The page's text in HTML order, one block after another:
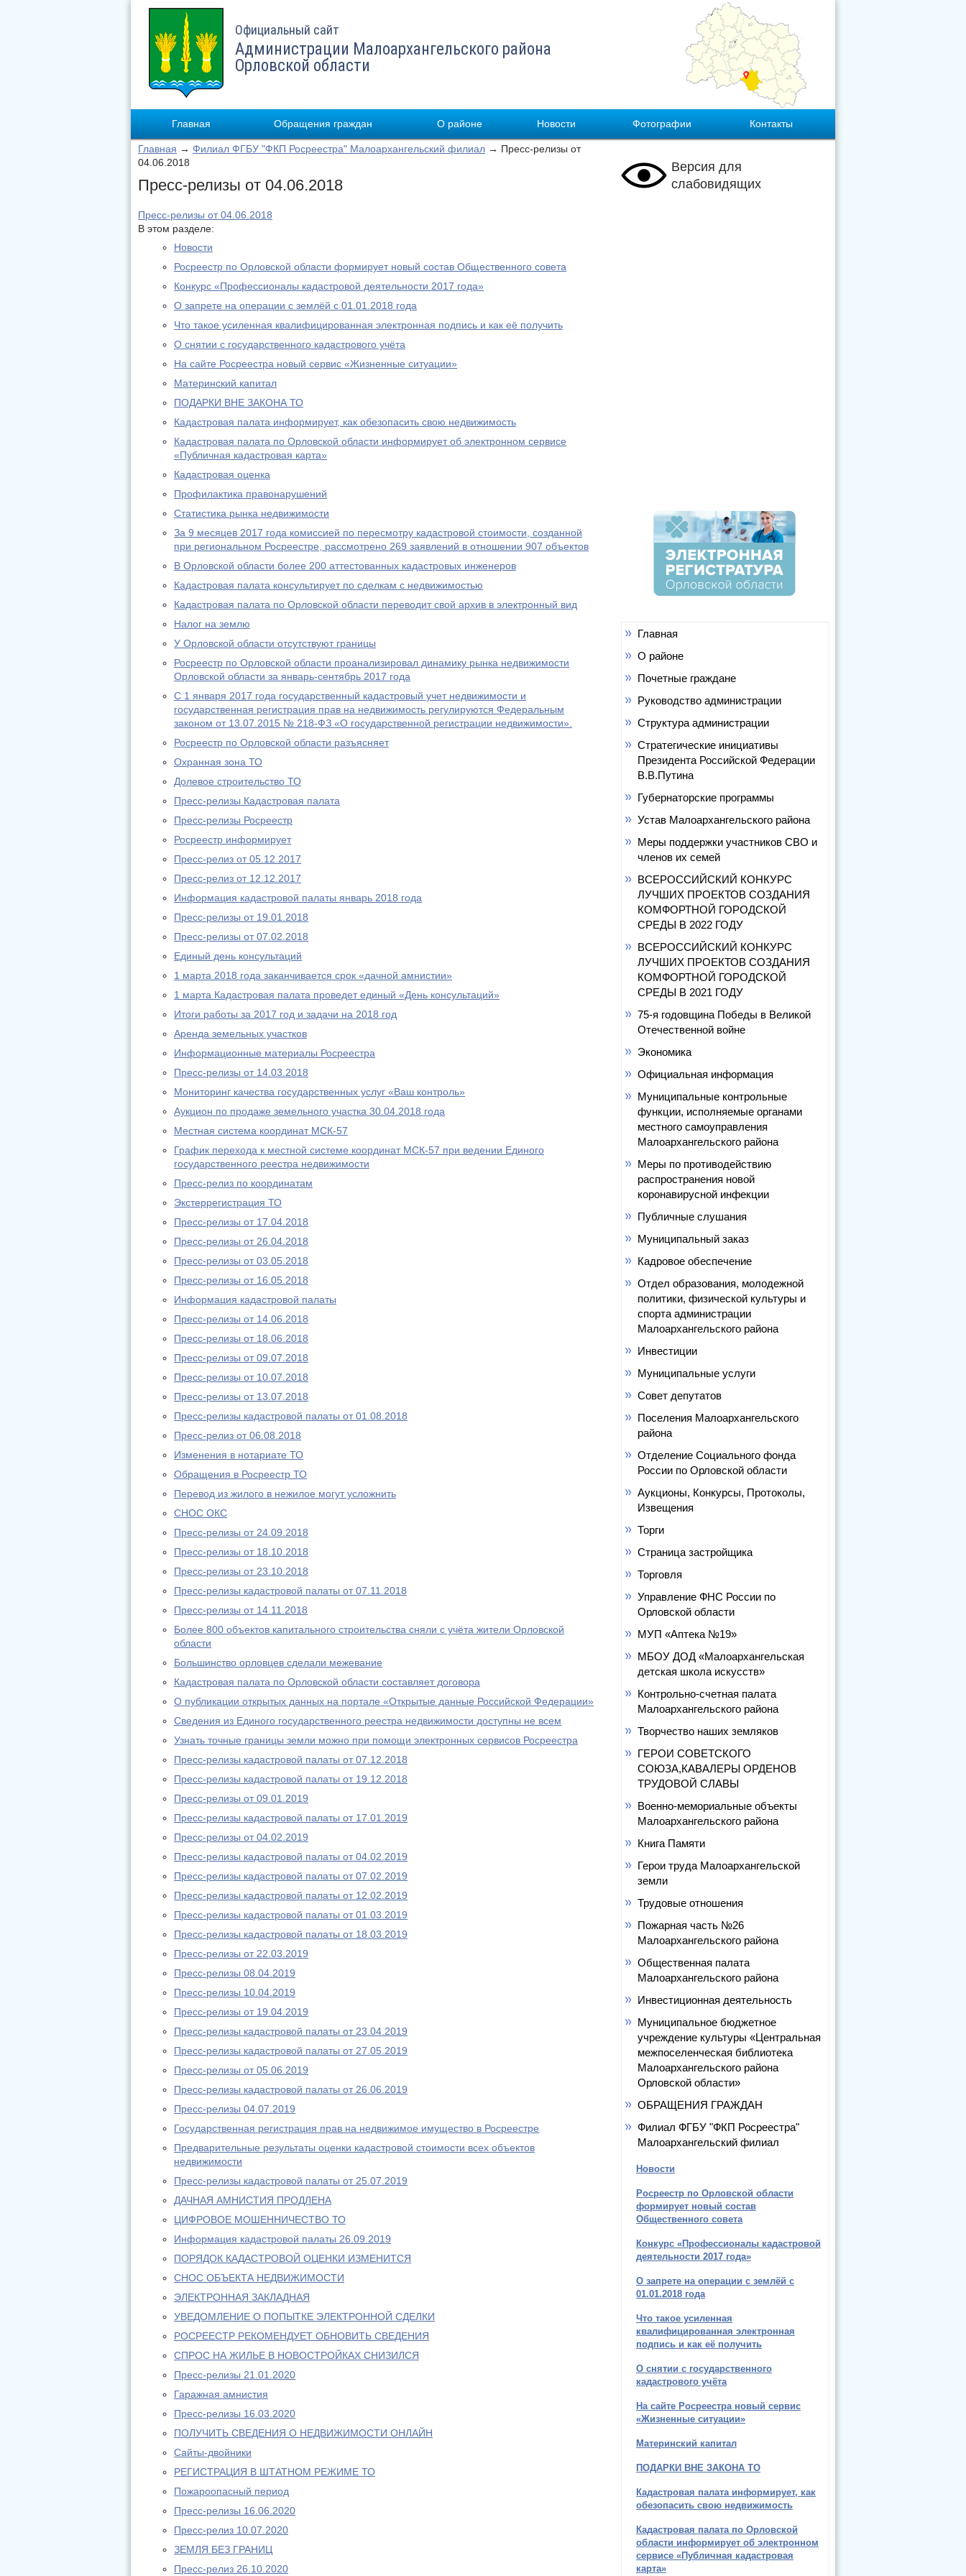
Официальный сайт
Администрации Малоархангельского района
Орловской области
Главная Обращения граждан О районе Новости Фотографии Контакты
Главная → Филиал ФГБУ "ФКП Росреестра" Малоархангельский филиал → Пресс-релизы от
04.06.2018
Пресс-релизы от 04.06.2018
Пресс-релизы от 04.06.2018
В этом разделе:
Новости
Росреестр по Орловской области формирует новый состав Общественного совета
Конкурс «Профессионалы кадастровой деятельности 2017 года»
О запрете на операции с землёй с 01.01.2018 года
Что такое усиленная квалифицированная электронная подпись и как её получить
О снятии с государственного кадастрового учёта
На сайте Росреестра новый сервис «Жизненные ситуации»
Материнский капитал
ПОДАРКИ ВНЕ ЗАКОНА ТО
Кадастровая палата информирует, как обезопасить свою недвижимость
Кадастровая палата по Орловской области информирует об электронном сервисе
«Публичная кадастровая карта»
Кадастровая оценка
Профилактика правонарушений
Статистика рынка недвижимости
За 9 месяцев 2017 года комиссией по пересмотру кадастровой стоимости, созданной
при региональном Росреестре, рассмотрено 269 заявлений в отношении 907 объектов
В Орловской области более 200 аттестованных кадастровых инженеров
Кадастровая палата консультирует по сделкам с недвижимостью
Кадастровая палата по Орловской области переводит свой архив в электронный вид
Налог на землю
У Орловской области отсутствуют границы
Росреестр по Орловской области проанализировал динамику рынка недвижимости
Орловской области за январь-сентябрь 2017 года
С 1 января 2017 года государственный кадастровый учет недвижимости и
государственная регистрация прав на недвижимость регулируются Федеральным
законом от 13.07.2015 № 218-ФЗ «О государственной регистрации недвижимости».
Росреестр по Орловской области разъясняет
Охранная зона ТО
Долевое строительство ТО
Пресс-релизы Кадастровая палата
Пресс-релизы Росреестр
Росреестр информирует
Пресс-релиз от 05.12.2017
Пресс-релиз от 12.12.2017
Информация кадастровой палаты январь 2018 года
Пресс-релизы от 19.01.2018
Пресс-релизы от 07.02.2018
Единый день консультаций
1 марта 2018 года заканчивается срок «дачной амнистии»
1 марта Кадастровая палата проведет единый «День консультаций»
Итоги работы за 2017 год и задачи на 2018 год
Аренда земельных участков
Информационные материалы Росреестра
Пресс-релизы от 14.03.2018
Мониторинг качества государственных услуг «Ваш контроль»
Аукцион по продаже земельного участка 30.04.2018 года
Местная система координат МСК-57
График перехода к местной системе координат МСК-57 при ведении Единого
государственного реестра недвижимости
Пресс-релиз по координатам
Экстеррегистрация ТО
Пресс-релизы от 17.04.2018
Пресс-релизы от 26.04.2018
Пресс-релизы от 03.05.2018
Пресс-релизы от 16.05.2018
Информация кадастровой палаты
Пресс-релизы от 14.06.2018
Пресс-релизы от 18.06.2018
Пресс-релизы от 09.07.2018
Пресс-релизы от 10.07.2018
Пресс-релизы от 13.07.2018
Пресс-релизы кадастровой палаты от 01.08.2018
Пресс-релиз от 06.08.2018
Изменения в нотариате ТО
Обращения в Росреестр ТО
Перевод из жилого в нежилое могут усложнить
СНОС ОКС
Пресс-релизы от 24.09.2018
Пресс-релизы от 18.10.2018
Пресс-релизы от 23.10.2018
Пресс-релизы кадастровой палаты от 07.11.2018
Пресс-релизы от 14.11.2018
Более 800 объектов капитального строительства сняли с учёта жители Орловской
области
Большинство орловцев сделали межевание
Кадастровая палата по Орловской области составляет договора
О публикации открытых данных на портале «Открытые данные Российской Федерации»
Сведения из Единого государственного реестра недвижимости доступны не всем
Узнать точные границы земли можно при помощи электронных сервисов Росреестра
Пресс-релизы кадастровой палаты от 07.12.2018
Пресс-релизы кадастровой палаты от 19.12.2018
Пресс-релизы от 09.01.2019
Пресс-релизы кадастровой палаты от 17.01.2019
Пресс-релизы от 04.02.2019
Пресс-релизы кадастровой палаты от 04.02.2019
Пресс-релизы кадастровой палаты от 07.02.2019
Пресс-релизы кадастровой палаты от 12.02.2019
Пресс-релизы кадастровой палаты от 01.03.2019
Пресс-релизы кадастровой палаты от 18.03.2019
Пресс-релизы от 22.03.2019
Пресс-релизы 08.04.2019
Пресс-релизы 10.04.2019
Пресс-релизы от 19.04.2019
Пресс-релизы кадастровой палаты от 23.04.2019
Пресс-релизы кадастровой палаты от 27.05.2019
Пресс-релизы от 05.06.2019
Пресс-релизы кадастровой палаты от 26.06.2019
Пресс-релизы 04.07.2019
Государственная регистрация прав на недвижимое имущество в Росреестре
Предварительные результаты оценки кадастровой стоимости всех объектов
недвижимости
Пресс-релизы кадастровой палаты от 25.07.2019
ДАЧНАЯ АМНИСТИЯ ПРОДЛЕНА
ЦИФРОВОЕ МОШЕННИЧЕСТВО ТО
Информация кадастровой палаты 26.09.2019
ПОРЯДОК КАДАСТРОВОЙ ОЦЕНКИ ИЗМЕНИТСЯ
СНОС ОБЪЕКТА НЕДВИЖИМОСТИ
ЭЛЕКТРОННАЯ ЗАКЛАДНАЯ
УВЕДОМЛЕНИЕ О ПОПЫТКЕ ЭЛЕКТРОННОЙ СДЕЛКИ
РОСРЕЕСТР РЕКОМЕНДУЕТ ОБНОВИТЬ СВЕДЕНИЯ
СПРОС НА ЖИЛЬЕ В НОВОСТРОЙКАХ СНИЗИЛСЯ
Пресс-релизы 21.01.2020
Гаражная амнистия
Пресс-релизы 16.03.2020
ПОЛУЧИТЬ СВЕДЕНИЯ О НЕДВИЖИМОСТИ ОНЛАЙН
Сайты-двойники
РЕГИСТРАЦИЯ В ШТАТНОМ РЕЖИМЕ ТО
Пожароопасный период
Пресс-релизы 16.06.2020
Пресс-релиз 10.07.2020
ЗЕМЛЯ БЕЗ ГРАНИЦ
Пресс-релиз 26.10.2020
Версия для
слабовидящих
Главная
О районе
Почетные граждане
Руководство администрации
Структура администрации
Стратегические инициативы
Президента Российской Федерации
В.В.Путина
Губернаторские программы
Устав Малоархангельского района
Меры поддержки участников СВО и
членов их семей
ВСЕРОССИЙСКИЙ КОНКУРС
ЛУЧШИХ ПРОЕКТОВ СОЗДАНИЯ
КОМФОРТНОЙ ГОРОДСКОЙ
СРЕДЫ В 2022 ГОДУ
ВСЕРОССИЙСКИЙ КОНКУРС
ЛУЧШИХ ПРОЕКТОВ СОЗДАНИЯ
КОМФОРТНОЙ ГОРОДСКОЙ
СРЕДЫ В 2021 ГОДУ
75-я годовщина Победы в Великой
Отечественной войне
Экономика
Официальная информация
Муниципальные контрольные
функции, исполняемые органами
местного самоуправления
Малоархангельского района
Меры по противодействию
распространения новой
коронавирусной инфекции
Публичные слушания
Муниципальный заказ
Кадровое обеспечение
Отдел образования, молодежной
политики, физической культуры и
спорта администрации
Малоархангельского района
Инвестиции
Муниципальные услуги
Совет депутатов
Поселения Малоархангельского
района
Отделение Социального фонда
России по Орловской области
Аукционы, Конкурсы, Протоколы,
Извещения
Торги
Страница застройщика
Торговля
Управление ФНС России по
Орловской области
МУП «Аптека №19»
МБОУ ДОД «Малоархангельская
детская школа искусств»
Контрольно-счетная палата
Малоархангельского района
Творчество наших земляков
ГЕРОИ СОВЕТСКОГО
СОЮЗА,КАВАЛЕРЫ ОРДЕНОВ
ТРУДОВОЙ СЛАВЫ
Военно-мемориальные объекты
Малоархангельского района
Книга Памяти
Герои труда Малоархангельской
земли
Трудовые отношения
Пожарная часть №26
Малоархангельского района
Общественная палата
Малоархангельского района
Инвестиционная деятельность
Муниципальное бюджетное
учреждение культуры «Центральная
межпоселенческая библиотека
Малоархангельского района
Орловской области»
ОБРАЩЕНИЯ ГРАЖДАН
Филиал ФГБУ "ФКП Росреестра"
Малоархангельский филиал
Новости
Росреестр по Орловской области
формирует новый состав
Общественного совета
Конкурс «Профессионалы кадастровой
деятельности 2017 года»
О запрете на операции с землёй с
01.01.2018 года
Что такое усиленная
квалифицированная электронная
подпись и как её получить
О снятии с государственного
кадастрового учёта
На сайте Росреестра новый сервис
«Жизненные ситуации»
Материнский капитал
ПОДАРКИ ВНЕ ЗАКОНА ТО
Кадастровая палата информирует, как
обезопасить свою недвижимость
Кадастровая палата по Орловской
области информирует об электронном
сервисе «Публичная кадастровая
карта»